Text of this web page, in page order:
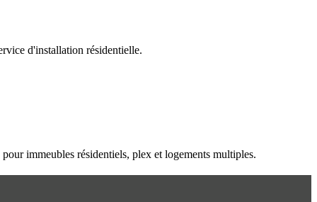
d'installation résidentielle.
immeubles résidentiels, plex et logements multiples.